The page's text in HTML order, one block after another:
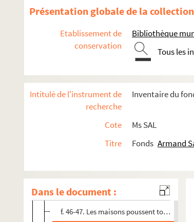
Présentation globale de la collection
Etablissement de
conservation
Bibliothèque
Tous les
Intitulé de l'instrument de
recherche
Inventaire du
Cote
Ms SAL
Titre
Fonds Armand
Dans le document :
f. 37-38. Au conseil municipal. La
f. 39. Les pelleteuses ont commencé hier
f. 40. Les étapes de la Reconstruction.
f. 41. Le Havre de demain.
f. 41-43. À Graville, un quartier dont on
f. 43-45. Dans les terrains sinistrés du
f. 47. La Réunion du Comité de défense du
f. 46-47. La Reconstruction. Une lettre de
f. 46-47. Les maisons poussent toujours